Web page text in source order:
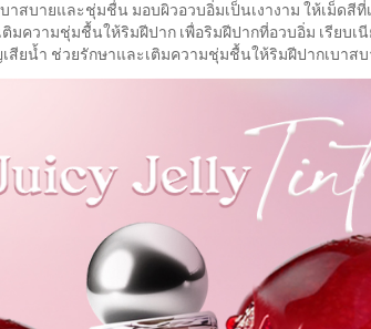
าสบายและชุ่มชื่น มอบผิวอวบอิ่มเป็นเงางาม ให้เม็ด
ความชุ่มชื้นให้ริมฝีปาก เพื่อริมฝีปากที่อวบอิ่ม เรียบเ
ยน้ำ ช่วยรักษาและเติมความชุ่มชื้นให้ริมฝีปากเบาสบ